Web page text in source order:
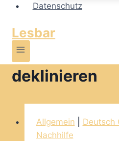
Datenschutz
Lesbar
deklinieren
Allgemein Deutsch
Nachhilfe